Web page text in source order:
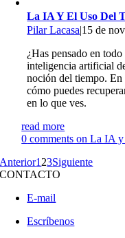
La IA Y El Uso Del
Pilar Lacasa|15 de
¿Has pensado en
inteligencia artificial
noción del tiempo.
cómo puedes
en lo que ves.
read more
0 comments on La IA y
Anterior1 23Siguiente
CONTACTO
E-mail
Escríbenos